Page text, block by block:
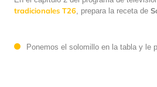
tradicionales T26 prepara la receta de
Ponemos el solomillo en la tabla y le